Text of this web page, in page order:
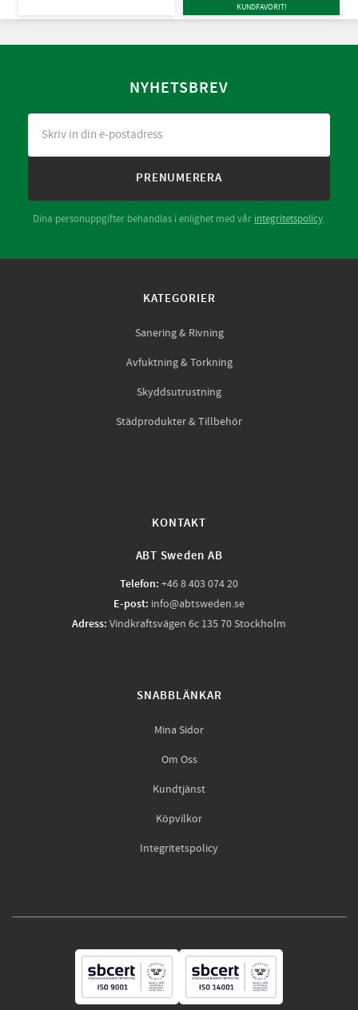
KUNDFAVORIT!
NYHETSBREV
PRENUMERERA
Dina personuppgifter behandlas i enlighet med vår integritetspolicy.
KATEGORIER
Sanering & Rivning
Avfuktning & Torkning
Skyddsutrustning
Städprodukter & Tillbehör
KONTAKT
ABT Sweden AB
Telefon: +46 8 403 074 20
E-post: info@abtsweden.se
Adress: Vindkraftsvägen 6c 135 70 Stockholm
SNABBLÄNKAR
Mina Sidor
Om Oss
Kundtjänst
Köpvilkor
Integritetspolicy